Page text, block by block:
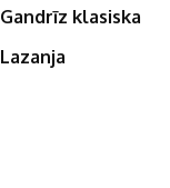
Gandrīz klasiska
Lazanja